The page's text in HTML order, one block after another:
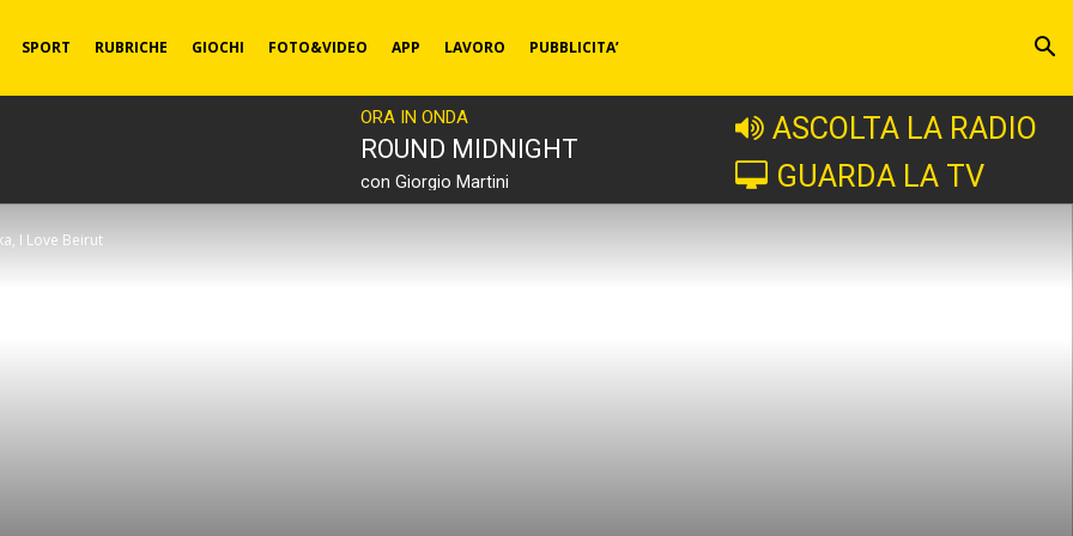
SPORT RUBRICHE GIOCHI FOTO&VIDEO APP LAVORO PUBBLICITA’
ORA IN ONDA
ROUND MIDNIGHT
con Giorgio Martini
ASCOLTA LA RADIO
GUARDA LA TV
I Love Beirut